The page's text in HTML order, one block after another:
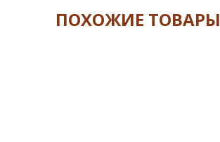
ПОХОЖИЕ ТОВАРЫ